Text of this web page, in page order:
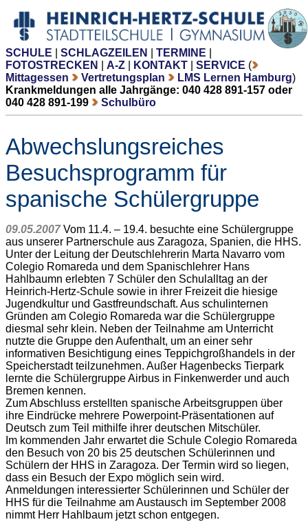
SCHULE SCHLAGZEILEN TERMINE
FOTOSTRECKEN
A-Z KONTAKT SERVICE (
Mittagessen
Vertretungsplan LMS Lernen Hamburg)
Krankmeldungen alle Jahrgänge: 040 428 891-157 oder
040 428 891-199
Schulbüro
Abwechslungsreiches
Besuchsprogramm für
spanische Schülergruppe
09.05.2007 Vom 11.4. – 19.4. besuchte eine Schülergruppe
aus unserer Partnerschule aus Zaragoza, Spanien, die HHS.
Unter der Leitung der Deutschlehrerin Marta Navarro vom
Colegio Romareda und dem Spanischlehrer Hans
Hahlbaumn erlebten 7 Schüler den Schulalltag an der
Heinrich-Hertz-Schule sowie in ihrer Freizeit die hiesige
Jugendkultur und Gastfreundschaft. Aus schulinternen
Gründen am Colegio Romareda war die Schülergruppe
diesmal sehr klein. Neben der Teilnahme am Unterricht
nutzte die Gruppe den Aufenthalt, um an einer sehr
informativen Besichtigung eines Teppichgroßhandels in der
Speicherstadt teilzunehmen. Außer Hagenbecks Tierpark
lernte die Schülergruppe Airbus in Finkenwerder und auch
Bremen kennen.
Zum Abschluss erstellten spanische Arbeitsgruppen über
ihre Eindrücke mehrere Powerpoint-Präsentationen auf
Deutsch zum Teil mithilfe ihrer deutschen Mitschüler.
Im kommenden Jahr erwartet die Schule Colegio Romareda
den Besuch von 20 bis 25 deutschen Schülerinnen und
Schülern der HHS in Zaragoza. Der Termin wird so liegen,
dass ein Besuch der Expo möglich sein wird.
Anmeldungen interessierter Schülerinnen und Schüler der
HHS für die Teilnahme am Austausch im September 2008
nimmt Herr Hahlbaum jetzt schon entgegen.